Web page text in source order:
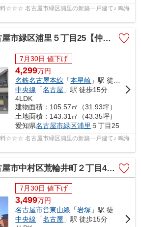
☆☆☆ 名古屋市緑区浦里の新築一戸建て♪ 鳴海
区浦里５丁目25【仲介手数料無料】新築一戸建て 3号棟
7月30日 値下げ
4,299万円
名鉄名古屋本線 「本星崎 」駅 徒歩10分
中央線 「名古屋 」駅 徒歩15分
4LDK
建物面積：105.57㎡（31.93坪）
土地面積：143.31㎡（43.35坪）
愛知県名古屋市緑区浦里 ５丁目25
☆☆☆ 名古屋市緑区浦里の新築一戸建て♪ 鳴海
村区荒輪井町２丁目40-1【仲介手数料無料】新築一戸建て 1号棟
7月30日 値下げ
3,499万円
名古屋市営東山線 「岩塚 」駅 徒歩24分
中央線 「名古屋 」駅 徒歩15分